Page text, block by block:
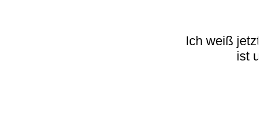
Ich weiß
ist